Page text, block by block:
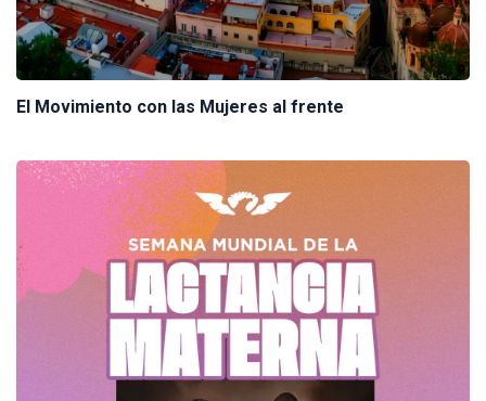
El Movimiento con las Mujeres al frente